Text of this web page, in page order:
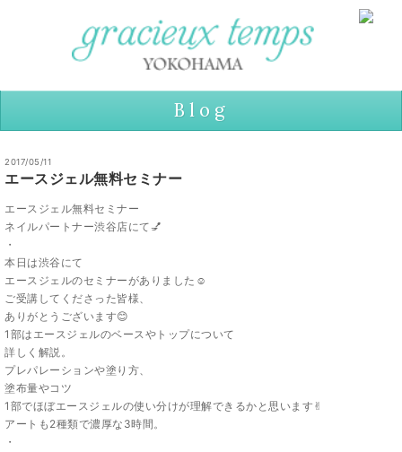
Blog
2017/05/11
エースジェル無料セミナー
エースジェル無料セミナー
ネイルパートナー渋谷店にて💅
・
本日は渋谷にて
エースジェルのセミナーがありました☺️
ご受講してくださった皆様、
ありがとうございます😊
1部はエースジェルのベースやトップについて
詳しく解説。
プレパレーションや塗り方、
塗布量やコツ
1部でほぼエースジェルの使い分けが理解できるかと思います✌︎
アートも2種類で濃厚な3時間。
・